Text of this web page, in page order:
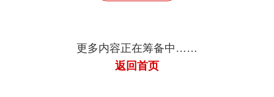
更多内容正在筹备中……
返回首页